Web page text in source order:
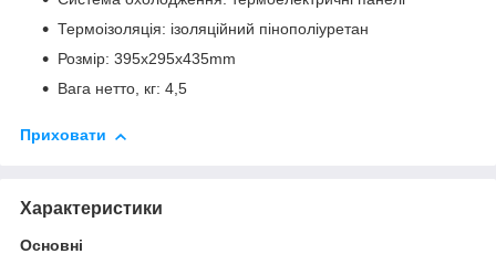
Термоізоляція: ізоляційний пінополіуретан
Розмір: 395x295x435mm
Вага нетто, кг: 4,5
Приховати
Характеристики
Основні